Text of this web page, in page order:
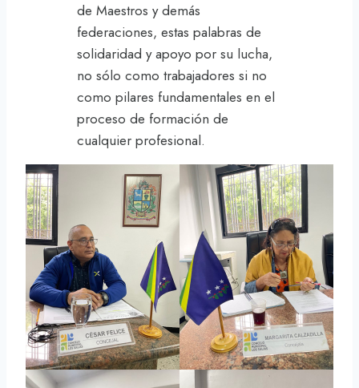
de Maestros y demás
federaciones, estas palabras de
solidaridad y apoyo por su lucha,
no sólo como trabajadores si no
como pilares fundamentales en el
proceso de formación de
cualquier profesional.